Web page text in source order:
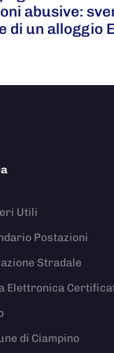
abusive:
di un alloggio
Utili
Postazioni
Stradale
Elettronica
di Ciampino